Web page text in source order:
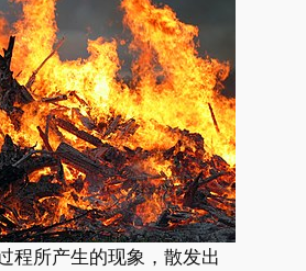
程所产生的现象，散发出